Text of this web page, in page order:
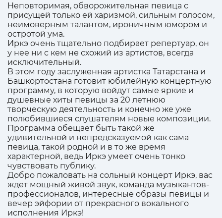
Неповторимая, обворожительная певица с
присущей только ей харизмой, сильным голосом,
неимоверным талантом, ироничным юмором и
остротой ума.
Иркэ очень тщательно подбирает репертуар, он
у нее ни с кем не схожий из артистов, всегда
исключительный.
В этом году заслуженная артистка Татарстана и
Башкортостана готовит юбилейную концертную
программу, в которую войдут самые яркие и
душевные хиты певицы за 20 летнюю
творческую деятельность и конечно же уже
полюбившиеся слушателям новые композиции.
Программа обещает быть такой же
удивительной и непредсказуемой как сама
певица, такой родной и в то же время
характерной, ведь Иркэ умеет очень тонко
чувствовать публику.
Добро пожаловать на сольный концерт Иркэ, вас
ждет мощный живой звук, команда музыкантов-
профессионалов, интересные образы певицы и
вечер эйфории от прекрасного вокального
исполнения Иркэ!